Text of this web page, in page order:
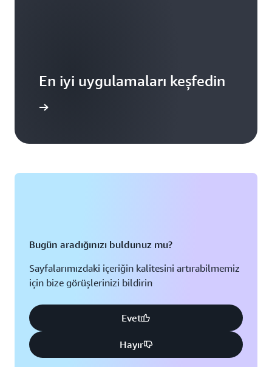
En iyi uygulamaları keşfedin
Bugün aradığınızı buldunuz mu?
Sayfalarımızdaki içeriğin kalitesini artırabilmemiz
için bize görüşlerinizi bildirin
Evet
Hayır